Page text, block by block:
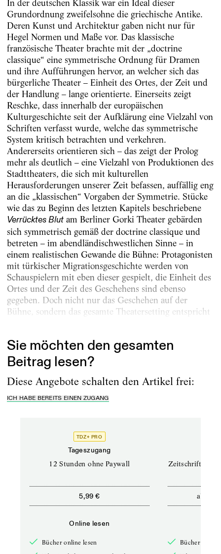
In der deutschen Klassik war ein Ideal dieser
Grundordnung zweifelsohne die griechische Antike.
Deren Kunst und Architektur gaben nicht nur für
Hegel Normen und Maße vor. Das klassische
französische Theater brachte mit der „doctrine
classique“ eine symmetrische Ordnung für Dramen
und ihre Aufführungen hervor, an welcher sich das
bürgerliche Theater – Einheit des Ortes, der Zeit und
der Handlung – lange orientierte. Einerseits zeigt
Reschke, dass innerhalb der europäischen
Kulturgeschichte seit der Aufklärung eine Vielzahl von
Schriften verfasst wurde, welche das symmetrische
System kritisch betrachten und verkehren.
Andererseits orientieren sich – das zeigt der Prolog
mehr als deutlich – eine Vielzahl von Produktionen des
Stadttheaters, die sich mit kulturellen
Herausforderungen unserer Zeit befassen, auffällig eng
an die „klassischen“ Vorgaben der Symmetrie. Stücke
wie das zu Beginn des letzten Kapitels beschriebene
Verrücktes Blutam Berliner Gorki Theater gebärden
sich symmetrisch gemäß der doctrine classique und
betreten – im abendländischwestlichen Sinne – in
einem realistischen Gewande die Bühne: Protagonisten
mit türkischer Migrationsgeschichte werden von
Schauspielern mit eben dieser gespielt, die Einheit des
Ortes und der Zeit des Geschehens sind ebenso
gegeben. Doch nicht nur das Geschehen auf der
Bühne, sondern das gesamte Theatersetting entspricht
Sie möchten den gesamten
Beitrag lesen?
Diese Angebote schalten den Artikel frei:
ICH HABE BEREITS EINEN ZUGANG
TDZ+ PRO
Tageszugang
12 Stunden ohne Paywall
5,99 €
Online lesen
Bücher online lesen
Zeitschriften
ab
Bücher online